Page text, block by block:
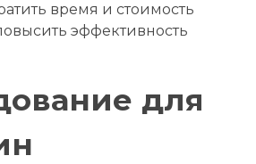
время и стоимость
эффективность
для